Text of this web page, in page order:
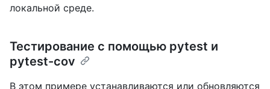
локальной среде.
Тестирование с помощью pytest и
pytest-cov
В этом примере устанавливаются или обновляются